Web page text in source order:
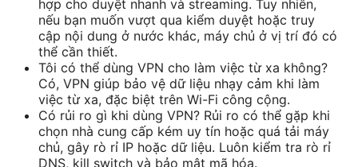
hợp cho duyệt nhanh và streaming. Tuy nhiên,
nếu bạn muốn vượt qua kiểm duyệt hoặc truy
cập nội dung ở nước khác, máy chủ ở vị trí đó có
thể cần thiết.
Tôi có thể dùng VPN cho làm việc từ xa không?
Có, VPN giúp bảo vệ dữ liệu nhạy cảm khi làm
việc từ xa, đặc biệt trên Wi-Fi công cộng.
Có rủi ro gì khi dùng VPN? Rủi ro có thể gặp khi
chọn nhà cung cấp kém uy tín hoặc quá tải máy
chủ, gây rò rỉ IP hoặc dữ liệu. Luôn kiểm tra rò rỉ
DNS, kill switch và bảo mật mã hóa.